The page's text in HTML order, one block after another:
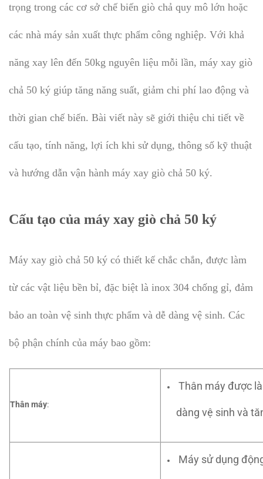
trọng trong các cơ sở chế biến giò chả quy mô lớn hoặc
các nhà máy sản xuất thực phẩm công nghiệp. Với khả
năng xay lên đến 50kg nguyên liệu mỗi lần, máy xay giò
chả 50 ký giúp tăng năng suất, giảm chi phí lao động và
thời gian chế biến. Bài viết này sẽ giới thiệu chi tiết về
cấu tạo, tính năng, lợi ích khi sử dụng, thông số kỹ thuật
và hướng dẫn vận hành máy xay giò chả 50 ký.
Cấu tạo của máy xay giò chả 50 ký
Máy xay giò chả 50 ký có thiết kế chắc chắn, được làm
từ các vật liệu bền bỉ, đặc biệt là inox 304 chống gỉ, đảm
bảo an toàn vệ sinh thực phẩm và dễ dàng vệ sinh. Các
bộ phận chính của máy bao gồm:
Thân máy:
Thân máy được
dàng vệ sinh và
Máy sử dụng